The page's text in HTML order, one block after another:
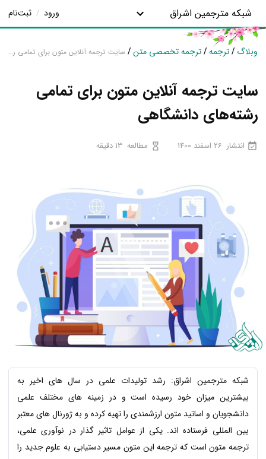
شبکه مترجمین اشراق ورود / ثبت‌نام
وبلاگ /ترجمه/ترجمه تخصصی متن/ سایت ترجمه آنلاین متون برای تمامی رشته‌های دانشگاهی
سایت ترجمه آنلاین متون برای تمامی
رشته‌های دانشگاهی
انتشار 26 اسفند 1400 مطالعه 13 دقیقه
شبکه مترجمین اشراق: رشد تولیدات علمی در سال های اخیر به
بیشترین میزان خود رسیده است و در زمینه های مختلف علمی
دانشجویان و اساتید متون ارزشمندی را تهیه کرده و به ژورنال های معتبر
بین المللی فرستاده اند. یکی از عوامل تاثیر گذار در نوآوری علمی،
ترجمه متون است که ترجمه این متون مسیر دستیابی به علوم جدید را